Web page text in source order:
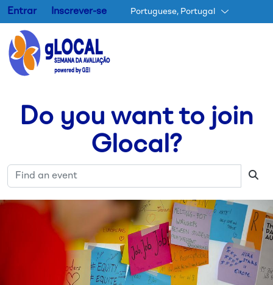
Entrar Inscrever-se Portuguese, Portugal
Do you want to join
Glocal?